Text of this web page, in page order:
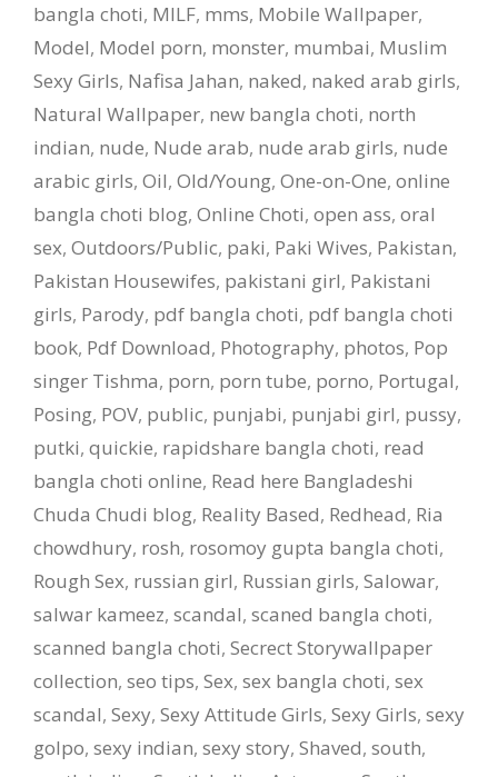
bangla choti, MILF, mms, Mobile Wallpaper,
Model, Model porn, monster, mumbai, Muslim
Sexy Girls, Nafisa Jahan, naked, naked arab girls,
Natural Wallpaper, new bangla choti, north
indian, nude, Nude arab, nude arab girls, nude
arabic girls, Oil, Old/Young, One-on-One, online
bangla choti blog, Online Choti, open ass, oral
sex, Outdoors/Public, paki, Paki Wives, Pakistan,
Pakistan Housewifes, pakistani girl, Pakistani
girls, Parody, pdf bangla choti, pdf bangla choti
book, Pdf Download, Photography, photos, Pop
singer Tishma, porn, porn tube, porno, Portugal,
Posing, POV, public, punjabi, punjabi girl, pussy,
putki, quickie, rapidshare bangla choti, read
bangla choti online, Read here Bangladeshi
Chuda Chudi blog, Reality Based, Redhead, Ria
chowdhury, rosh, rosomoy gupta bangla choti,
Rough Sex, russian girl, Russian girls, Salowar,
salwar kameez, scandal, scaned bangla choti,
scanned bangla choti, Secrect Storywallpaper
collection, seo tips, Sex, sex bangla choti, sex
scandal, Sexy, Sexy Attitude Girls, Sexy Girls, sexy
golpo, sexy indian, sexy story, Shaved, south,